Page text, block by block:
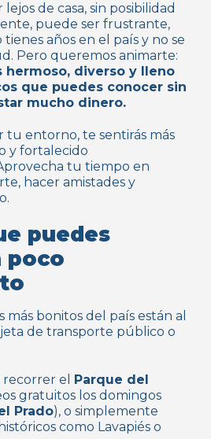
de casa, sin posibilidad
puede ser frustrante,
años en el país y no se
Pero queremos animarte:
hermoso, diverso y lleno
que puedes conocer sin
mucho dinero.
tu entorno, te sentirás más
y fortalecido
tu tiempo en
hacer amistades y
puedes
poco
más bonitos del país están al
de transporte público o
el Parque del
gratuitos los domingos
Prado), o simplemente
como Lavapiés o